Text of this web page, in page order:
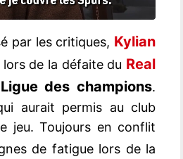
par les critiques, Kylian
de la défaite du Real
Ligue des champions.
aurait permis au club
jeu. Toujours en conflit
de fatigue lors de la